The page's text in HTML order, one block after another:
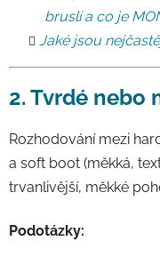
bruslí a co je
Jaké jsou
2. Tvrdé nebo
Rozhodování mezi
a soft boot (měkká,
trvanlivější, měkké
Podotázky: